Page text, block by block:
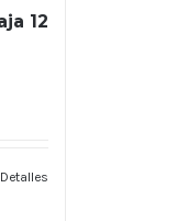
12
Detalles